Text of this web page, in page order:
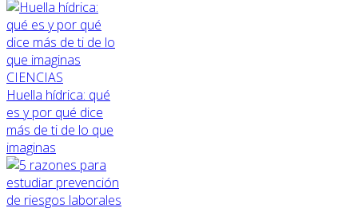
CIENCIAS
Huella hídrica: qué
es y por qué dice
más de ti de lo que
imaginas